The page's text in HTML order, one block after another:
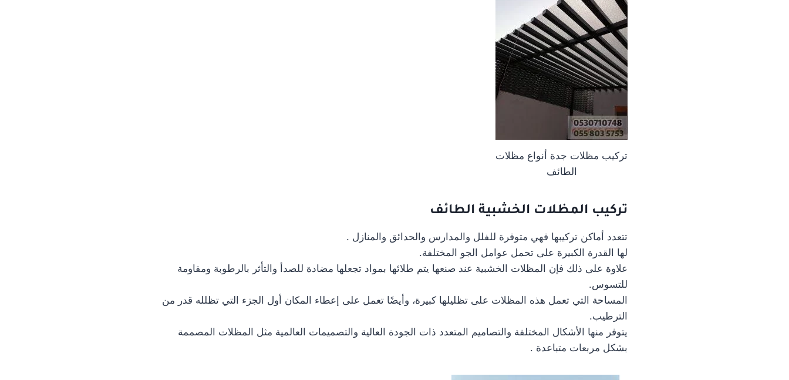
تركيب مظلات جدة أنواع مظلات
الطائف
تركيب المظلات الخشبية الطائف
تتعدد أماكن تركيبها فهي متوفرة للفلل والمدارس والحدائق والمنازل .
لها القدرة الكبيرة على تحمل عوامل الجو المختلفة.
علاوة على ذلك فإن المظلات الخشبية عند صنعها يتم طلائها بمواد تجعلها مضادة للصدأ والتأثر بالرطوبة ومقاومة
للتسوس.
المساحة التي تعمل هذه المظلات على تظليلها كبيرة، وأيضًا تعمل على إعطاء المكان أول الجزء التي تظلله قدر من
الترطيب.
يتوفر منها الأشكال المختلفة والتصاميم المتعدد ذات الجودة العالية والتصميمات العالمية مثل المظلات المصممة
بشكل مربعات متباعدة .